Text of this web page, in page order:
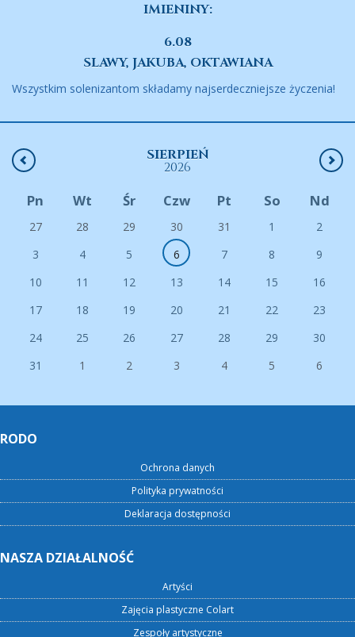
IMIENINY:
6.08
SLAWY, JAKUBA, OKTAWIANA
Wszystkim solenizantom składamy najserdeczniejsze życzenia!
SIERPIEŃ
2026
Pn Wt Śr Czw Pt So Nd
27 28 29 30 31 1
2
3
4 5 6 7 8
9
10
11 12 13 14 15
16
17
18 19 20 21 22
23
24
25 26 27 28 29
30
31
1 2 3 4 5 6
RODO
Ochrona danych
Polityka prywatności
Deklaracja dostępności
NASZA DZIAŁALNOŚĆ
Artyści
Zajęcia plastyczne Colart
Zespoły artystyczne